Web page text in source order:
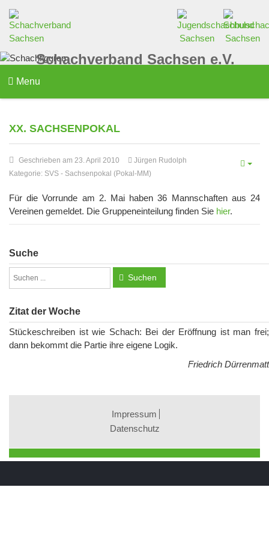
Schachverband Sachsen e.V.
Menu
XX. SACHSENPOKAL
Geschrieben am 23. April 2010
Jürgen Rudolph
Kategorie: SVS - Sachsenpokal (Pokal-MM)
Für die Vorrunde am 2. Mai haben 36 Mannschaften aus 24
Vereinen gemeldet. Die Gruppeneinteilung finden Sie hier.
Suche
Suchen
Zitat der Woche
Stückeschreiben ist wie Schach: Bei der Eröffnung ist man frei;
dann bekommt die Partie ihre eigene Logik.
Friedrich Dürrenmatt
Impressum
Datenschutz